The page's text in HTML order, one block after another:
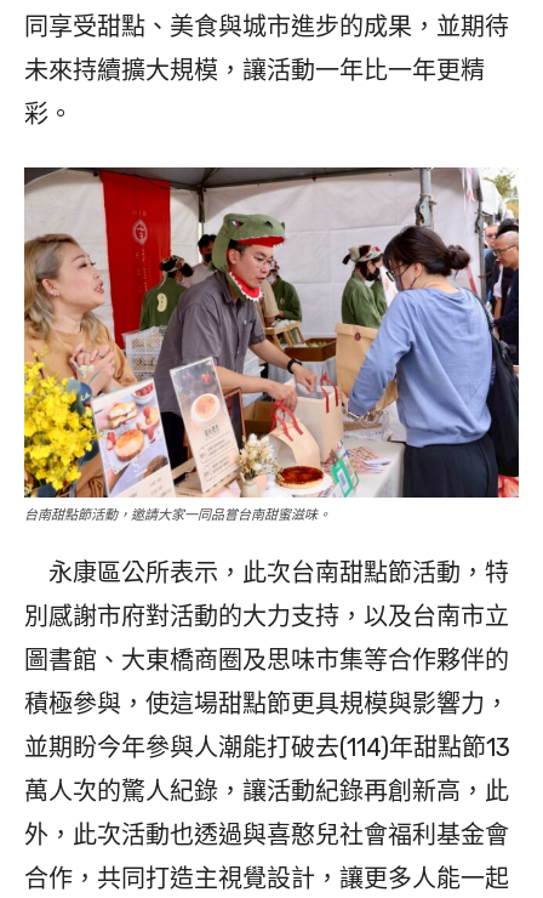
同享受甜點、美食與城市進步的成果，並期待
未來持續擴大規模，讓活動一年比一年更精
彩。
台南甜點節活動，邀請大家一同品嘗台南甜蜜滋味。
永康區公所表示，此次台南甜點節活動，特
別感謝市府對活動的大力支持，以及台南市立
圖書館、大東橋商圈及思味市集等合作夥伴的
積極參與，使這場甜點節更具規模與影響力，
並期盼今年參與人潮能打破去(114)年甜點節13
萬人次的驚人紀錄，讓活動紀錄再創新高，此
外，此次活動也透過與喜憨兒社會福利基金會
合作，共同打造主視覺設計，讓更多人能一起